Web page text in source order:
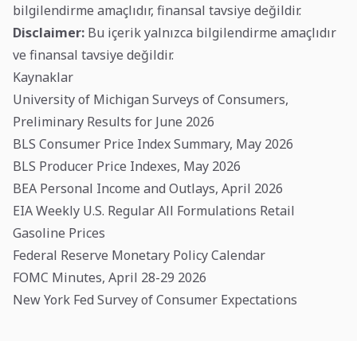
bilgilendirme amaçlıdır, finansal tavsiye değildir.
Disclaimer: Bu içerik yalnızca bilgilendirme amaçlıdır
ve finansal tavsiye değildir.
Kaynaklar
University of Michigan Surveys of Consumers,
Preliminary Results for June 2026
BLS Consumer Price Index Summary, May 2026
BLS Producer Price Indexes, May 2026
BEA Personal Income and Outlays, April 2026
EIA Weekly U.S. Regular All Formulations Retail
Gasoline Prices
Federal Reserve Monetary Policy Calendar
FOMC Minutes, April 28-29 2026
New York Fed Survey of Consumer Expectations